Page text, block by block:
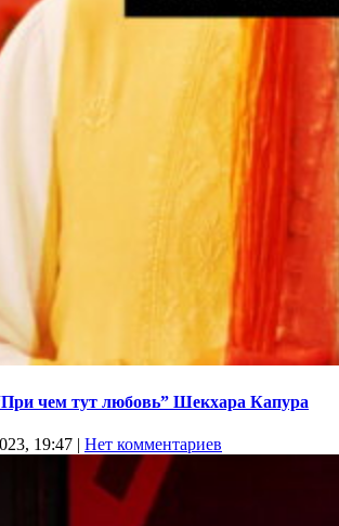
чем тут любовь” Шекхара Капура
19:47 | Нет комментариев